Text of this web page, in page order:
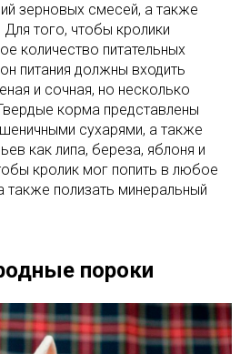
зерновых смесей, а также
того, чтобы кролики
количество питательных
питания должны входить
и сочная, но несколько
корма представлены
сухарями, а также
как липа, береза, яблоня и
кролик мог попить в любое
также полизать минеральный
пороки